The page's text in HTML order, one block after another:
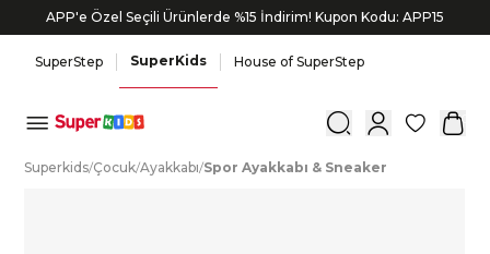
APP'e Özel Seçili Ürünlerde %15 İndirim! Kupon Kodu: APP15
SuperStep SuperKids House of SuperStep
0
Superkids/Çocuk/Ayakkabı/Spor Ayakkabı & Sneaker